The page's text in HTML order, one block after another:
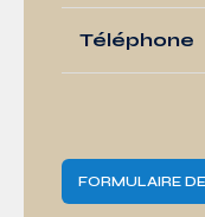
Téléphone
FORMULAIRE